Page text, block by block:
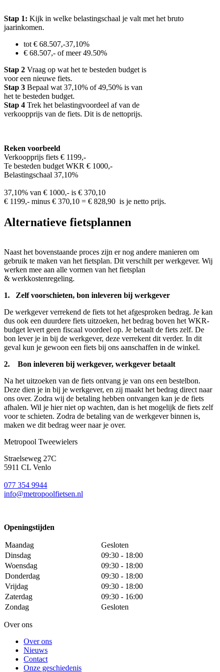
Stap 1: Kijk in welke belastingschaal je valt met het bruto
jaarinkomen.
tot € 68.507,-37,10%
€ 68.507,- of meer 49.50%
Stap 2 Vraag op wat het te besteden budget is
voor een nieuwe fiets.
Stap 3 Bepaal wat 37,10% of 49,50% is van
het te besteden budget.
Stap 4 Trek het belastingvoordeel af van de
verkoopprijs van de fiets. Dit is de nettoprijs.
Reken voorbeeld
Verkoopprijs fiets € 1199,-
Te besteden budget WKR € 1000,-
Belastingschaal 37,10%
37,10% van € 1000,- is € 370,10
€ 1199,- minus € 370,10 = € 828,90 is je netto prijs.
Alternatieve fietsplannen
Naast het bovenstaande proces zijn er nog andere manieren om
gebruik te maken van het fietsplan. Dit verschilt per werkgever. Wij
werken mee aan alle vormen van het fietsplan
& werkkostenregeling.
1. Zelf voorschieten, bon inleveren bij werkgever
De werkgever verrekend de fiets tot het afgesproken bedrag. Je kan
dus ook een duurdere fiets uitzoeken, het bedrag boven het WKR-
budget levert geen fiscaal voordeel op. Je betaalt de fiets zelf. De
bon lever je in bij de werkgever, deze verrekent dit verder. In dit
geval kun je gewoon een fiets bij ons aanschaffen in de winkel.
2. Bon inleveren bij werkgever, werkgever betaalt
Na het uitzoeken van de fiets ontvang je van ons een bestelbon.
Deze dien je in bij je werkgever, en zij maakt het bedrag direct naar
ons over. Zodra wij de betaling hebben ontvangen kan je de fiets
afhalen. Wil je hier niet op wachten, dan is het mogelijk de fiets zelf
voor te schieten. Zodra de betaling van de werkgever binnen is,
maken we dit bedrag weer naar je over.
Metropool Tweewielers
Straelseweg 27C
5911 CL Venlo
077 354 9944
info@metropoolfietsen.nl
Openingstijden
Maandag
Gesloten
Dinsdag
09:30 - 18:00
Woensdag
09:30 - 18:00
Donderdag
09:30 - 18:00
Vrijdag
09:30 - 18:00
Zaterdag
09:30 - 16:00
Zondag
Gesloten
Over ons
Over ons
Nieuws
Contact
Onze geschiedenis